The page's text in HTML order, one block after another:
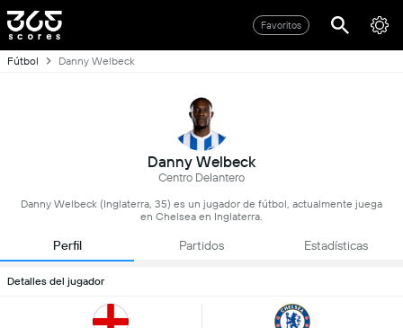
Favoritos
Fútbol Danny Welbeck
Danny Welbeck
Centro Delantero
Danny Welbeck (Inglaterra, 35) es un jugador de fútbol, actualmente juega
en Chelsea en Inglaterra.
Perfil Partidos Estadísticas
Detalles del jugador